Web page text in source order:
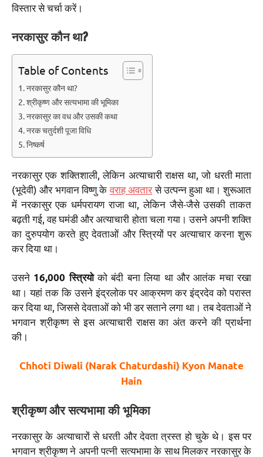
विस्तार से चर्चा करें।
नरकासुर कौन था?
Table of Contents
नरकासुर कौन था?
श्रीकृष्ण और सत्यभामा की भूमिका
नरकासुर का वध और उसकी कथा
नरक चतुर्दशी पूजा विधि
निष्कर्ष
नरकासुर एक शक्तिशाली, लेकिन अत्याचारी राक्षस था, जो धरती माता
(भूदेवी) और भगवान विष्णु केवराह अवतारसे उत्पन्न हुआ था। शुरूआत
में नरकासुर एक धर्मपरायण राजा था, लेकिन जैसे-जैसे उसकी ताकत
बढ़ती गई, वह घमंडी और अत्याचारी होता चला गया। उसने अपनी शक्ति
का दुरुपयोग करते हुए देवताओं और स्त्रियों पर अत्याचार करना शुरू
कर दिया था।
उसने 16,000 स्त्रियोको बंदी बना लिया था और आतंक मचा रखा
था। यहां तक कि उसने इंद्रलोक पर आक्रमण कर इंद्रदेव को परास्त
कर दिया था, जिससे देवताओं को भी डर सताने लगा था। तब देवताओं ने
भगवान श्रीकृष्ण से इस अत्याचारी राक्षस का अंत करने की प्रार्थना
की।
Chhoti Diwali (Narak Chaturdashi) Kyon Manate
Hain
श्रीकृष्ण और सत्यभामा की भूमिका
नरकासुर के अत्याचारों से धरती और देवता त्रस्त हो चुके थे। इस पर
भगवान श्रीकृष्ण ने अपनी पत्नी सत्यभामा के साथ मिलकर नरकासुर के